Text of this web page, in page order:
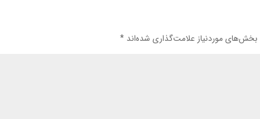
بخش‌های موردنیاز علامت‌گذاری شده‌اند*